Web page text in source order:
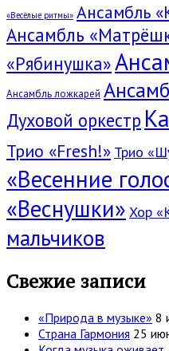
«Весёлые ритмы» Ансамбль
Ансамбль
«Рябинушка»
Ансамбль ложкарей
Духовой оркестр
Трио «Fresh!» Трио
«Весенние
«Веснушки» Хор
мальчиков
Свежие записи
«Природа в музыке» 8
Страна Гармония 25